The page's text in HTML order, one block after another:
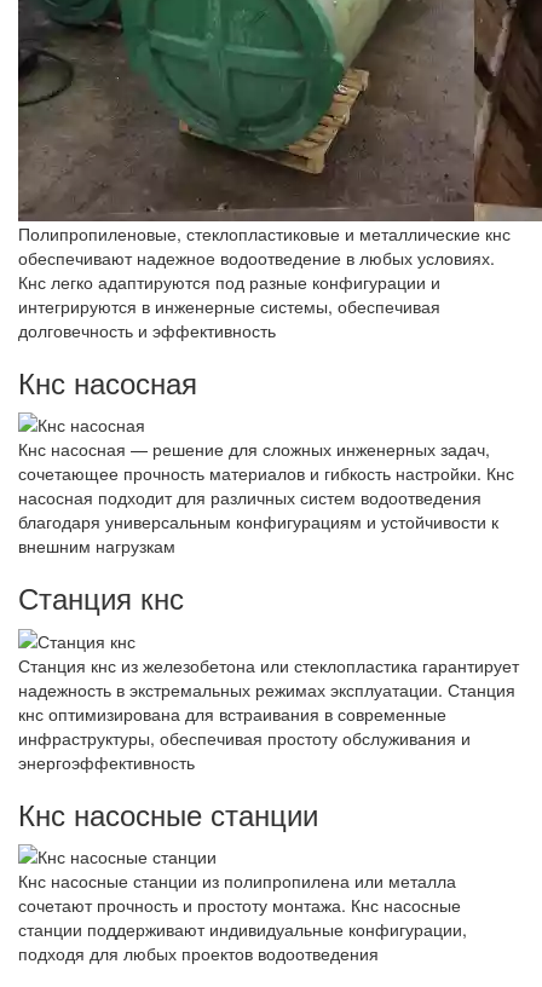
Полипропиленовые, стеклопластиковые и металлические кнс
обеспечивают надежное водоотведение в любых условиях.
Кнс легко адаптируются под разные конфигурации и
интегрируются в инженерные системы, обеспечивая
долговечность и эффективность
Кнс насосная
Кнс насосная — решение для сложных инженерных задач,
сочетающее прочность материалов и гибкость настройки. Кнс
насосная подходит для различных систем водоотведения
благодаря универсальным конфигурациям и устойчивости к
внешним нагрузкам
Станция кнс
Станция кнс из железобетона или стеклопластика гарантирует
надежность в экстремальных режимах эксплуатации. Станция
кнс оптимизирована для встраивания в современные
инфраструктуры, обеспечивая простоту обслуживания и
энергоэффективность
Кнс насосные станции
Кнс насосные станции из полипропилена или металла
сочетают прочность и простоту монтажа. Кнс насосные
станции поддерживают индивидуальные конфигурации,
подходя для любых проектов водоотведения